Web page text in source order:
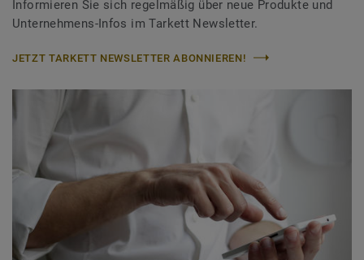
Informieren Sie sich regelmäßig über neue Produkte und
Unternehmens-Infos im Tarkett Newsletter.
JETZT TARKETT NEWSLETTER ABONNIEREN!